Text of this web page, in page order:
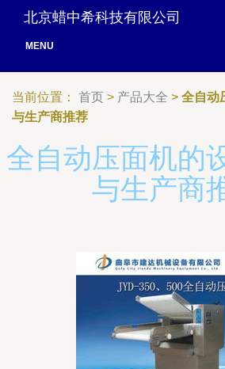
北京蜡中希科技有限公司
MENU
当前位置： 首页 > 产品大全 > 全自动
与生产商推荐
全自动压面机的
与生产商